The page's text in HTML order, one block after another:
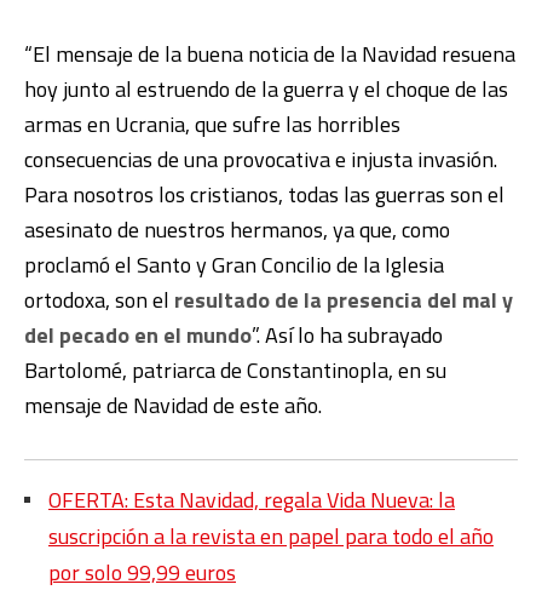
“El mensaje de la buena noticia de la Navidad resuena
hoy junto al estruendo de la guerra y el choque de las
armas en Ucrania, que sufre las horribles
consecuencias de una provocativa e injusta invasión.
Para nosotros los cristianos, todas las guerras son el
asesinato de nuestros hermanos, ya que, como
proclamó el Santo y Gran Concilio de la Iglesia
ortodoxa, son el resultado de la presencia del mal y
del pecado en el mundo”. Así lo ha subrayado
Bartolomé, patriarca de Constantinopla, en su
mensaje de Navidad de este año.
OFERTA: Esta Navidad, regala Vida Nueva: la
suscripción a la revista en papel para todo el año
por solo 99,99 euros